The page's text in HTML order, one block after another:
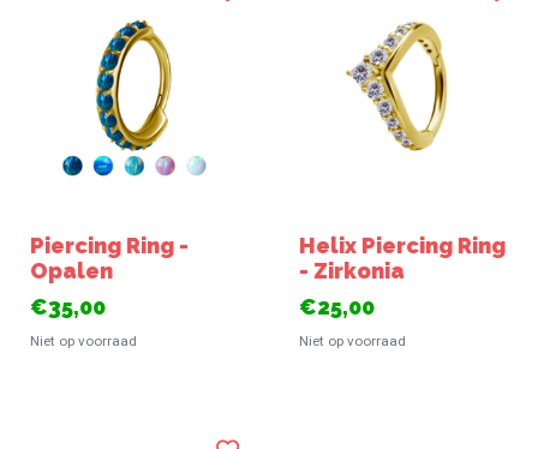
Piercing Ring -
Opalen
€35,00
Niet op voorraad
Helix Piercing Ring
- Zirkonia
€25,00
Niet op voorraad